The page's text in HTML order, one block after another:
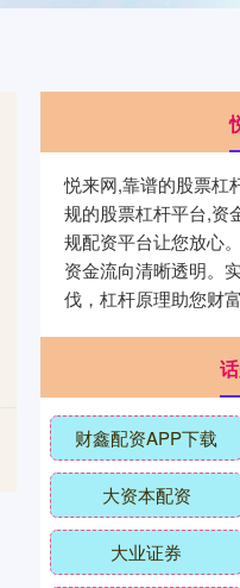
悦来网,靠谱的股票杠
规的股票杠杆平台,资
规配资平台让您放心
资金流向清晰透明。
伐，杠杆原理助您财富
财鑫配资APP下载
大资本配资
大业证券